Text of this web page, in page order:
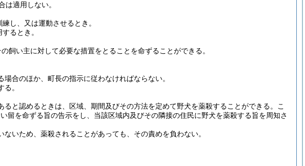
は適用しない。
し、又は運動させるとき。
るとき。
飼い主に対して必要な措置をとることを命ずることができる。
合のほか、町長の指示に従わなければならない。
。
と認めるときは、区域、期間及びその方法を定めて野犬を薬殺することができる。
こ
留を命ずる旨の告示をし、当該区域内及びその隣接の住民に野犬を薬殺する旨を周知さ
いため、薬殺されることがあっても、その責めを負わない。